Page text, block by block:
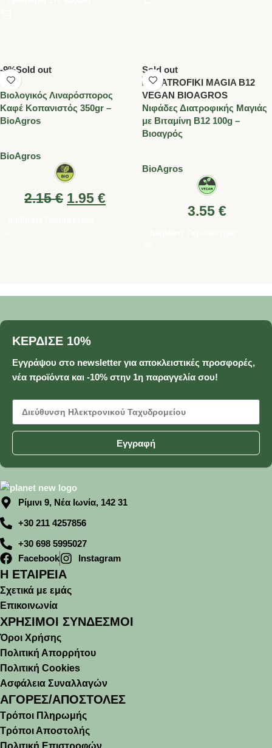
-9%Sold out
Βιολογικός Λιναρόσπορος
Καφέ Κοπανιστός 350gr –
BioAgros
BioAgros
2.15€ 1.95 €
Sold out
Νιφάδες Διατροφικής Μαγιάς
με Βιταμίνη Β12 100g –
Βιοαγρός
BioAgros
3.55 €
ΚΕΡΔΙΣΕ 10%
Εγγράψου στο newsletter για αποκλειστικές προσφορές,
νέα προϊόντα και -10% στην 1η παραγγελία σου!
Εγγραφή
Ρίμινι 9, Νέα Ιωνία, 142 31
+30 211 4257856
+30 698 5995027
Facebook
Instagram
Η ΕΤΑΙΡΕΙΑ
Σχετικά με εμάς
Επικοινωνία
ΧΡΗΣΙΜΟΙ ΣΥΝΔΕΣΜΟΙ
Όροι Χρήσης
Πολιτική Απορρήτου
Πολιτική Cookies
Ασφάλεια Συναλλαγών
ΑΓΟΡΕΣ/ΑΠΟΣΤΟΛΕΣ
Τρόποι Πληρωμής
Τρόποι Αποστολής
Πολιτική Επιστροφών